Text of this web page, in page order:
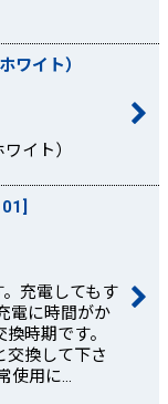
ワイト）
イト）
]
充電してもす
電に時間がか
時期です。
交換して下さ
使用に…